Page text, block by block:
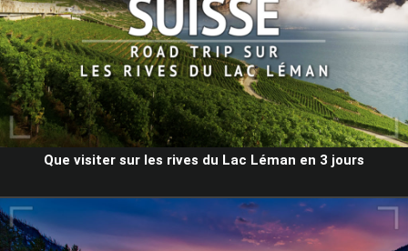
Que visiter sur les rives du Lac Léman en 3 jours